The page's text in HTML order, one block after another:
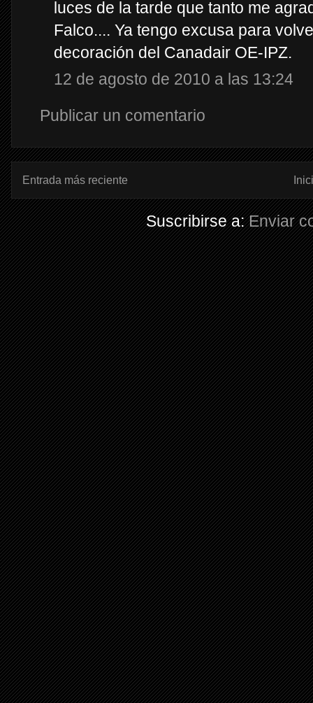
luces de la tarde que tanto me
Falco.... Ya tengo excusa para
decoración del Canadair OE-IPZ.
12 de agosto de 2010 a las 13:24
Publicar un comentario
Entrada más reciente
Suscribirse a:Enviar